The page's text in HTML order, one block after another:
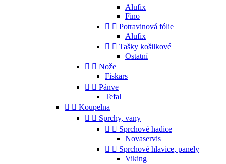
Alufix
Fino
  Potravinová fólie
Alufix
  Tašky košilkové
Ostatní
  Nože
Fiskars
  Pánve
Tefal
  Koupelna
  Sprchy, vany
  Sprchové hadice
Novaservis
  Sprchové hlavice, panely
Viking